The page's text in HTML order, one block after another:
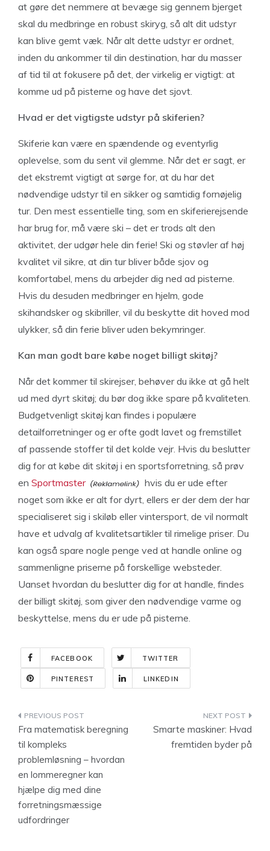
at gøre det nemmere at bevæge sig gennem bjerget
skal du medbringe en robust skiryg, så alt dit udstyr
kan blive gemt væk. Når alt dette udstyr er ordnet,
inden du ankommer til din destination, har du masser
af tid til at fokusere på det, der virkelig er vigtigt: at
komme ud på pisterne og have det sjovt.
Hvad er det vigtigste udstyr på skiferien?
Skiferie kan være en spændende og eventyrlig
oplevelse, som du sent vil glemme. Når det er sagt, er
det ekstremt vigtigt at sørge for, at du har det
nødvendige udstyr til en sikker og samtidig fornøjelig
tur. Den mest essentielle ting, som en skiferierejsende
har brug for, må være ski – det er trods alt den
aktivitet, der udgør hele din ferie! Ski og støvler af høj
kvalitet vil sikre, at din tur bliver både sjov og
komfortabel, mens du arbejder dig ned ad pisterne.
Hvis du desuden medbringer en hjelm, gode
skihandsker og skibriller, vil du beskytte dit hoved mod
ulykker, så din ferie bliver uden bekymringer.
Kan man godt bare købe noget billigt skitøj?
Når det kommer til skirejser, behøver du ikke at gå helt
ud med dyrt skitøj; du bør dog ikke spare på kvaliteten.
Budgetvenligt skitøj kan findes i populære
detailforretninger og er ofte godt lavet og fremstillet
af passende stoffer til det kolde vejr. Hvis du beslutter
dig for at købe dit skitøj i en sportsforretning, så prøv
en Sportmaster
hvis du er ude efter
noget som ikke er alt for dyrt, ellers er der dem der har
specialiseret sig i skiløb eller vintersport, de vil normalt
have et udvalg af kvalitetsartikler til rimelige priser. Du
kan også spare nogle penge ved at handle online og
sammenligne priserne på forskellige websteder.
Uanset hvordan du beslutter dig for at handle, findes
der billigt skitøj, som giver den nødvendige varme og
beskyttelse, mens du er ude på pisterne.
FACEBOOK TWITTER
PINTEREST LINKEDIN
Indlægsnavigation
Fra matematisk beregning
til kompleks
problemløsning – hvordan
en lommeregner kan
hjælpe dig med dine
forretningsmæssige
udfordringer
Smarte maskiner: Hvad
fremtiden byder på